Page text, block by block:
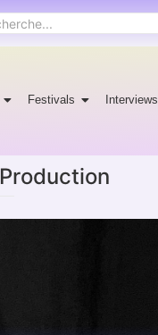
Festivals Interviews